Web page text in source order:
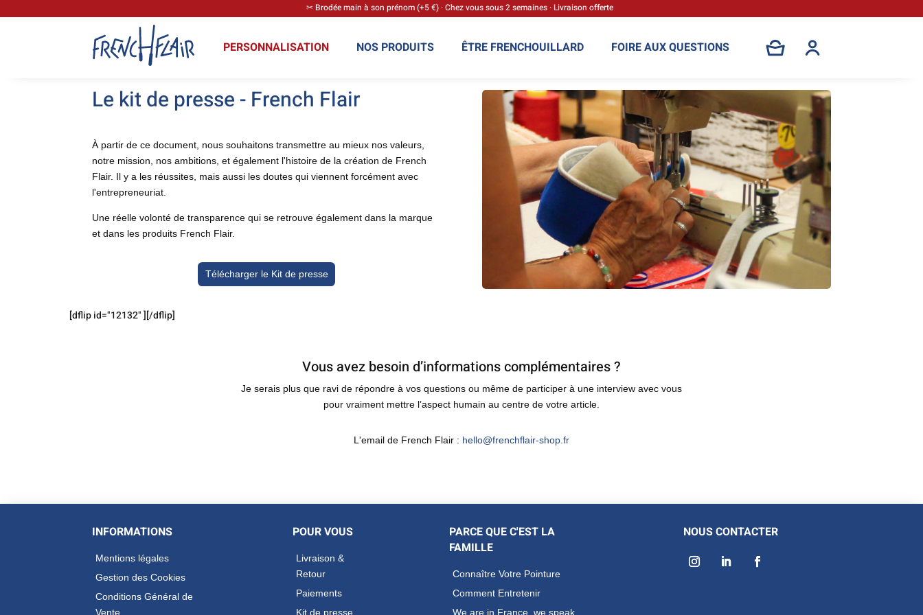
✂ Brodée main à son prénom (+5 €) · Chez vous sous 2 semaines · Livraison offerte
PERSONNALISATION NOS PRODUITS ÊTRE FRENCHOUILLARD FOIRE AUX QUESTIONS
Le kit de presse - French Flair
À partir de ce document, nous souhaitons transmettre au mieux nos valeurs,
notre mission, nos ambitions, et également l'histoire de la création de French
Flair. Il y a les réussites, mais aussi les doutes qui viennent forcément avec
l'entrepreneuriat.
Une réelle volonté de transparence qui se retrouve également dans la marque
et dans les produits French Flair.
Télécharger le Kit de presse
[dflip id="12132" ][/dflip]
Vous avez besoin d’informations complémentaires ?
Je serais plus que ravi de répondre à vos questions ou même de participer à une interview avec vous
pour vraiment mettre l’aspect humain au centre de votre article.
L'email de French Flair : hello@frenchflair-shop.fr
INFORMATIONS
Mentions légales
Gestion des Cookies
Conditions Général de
Vente
POUR VOUS
Livraison &
Retour
Paiements
Kit de presse
PARCE QUE C'EST LA
FAMILLE
Connaître Votre Pointure
Comment Entretenir
We are in France, we speak
NOUS CONTACTER